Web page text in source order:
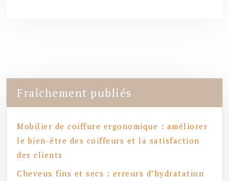
Fraîchement publiés
Mobilier de coiffure ergonomique : améliorer
le bien-être des coiffeurs et la satisfaction
des clients
Cheveux fins et secs : erreurs d’hydratation